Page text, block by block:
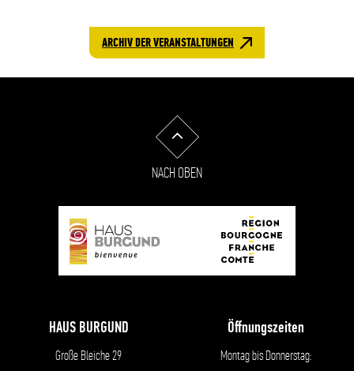
ARCHIV DER VERANSTALTUNGEN
NACH OBEN
HAUS BURGUND
Große Bleiche 29
Öffnungszeiten
Montag bis Donnerstag: